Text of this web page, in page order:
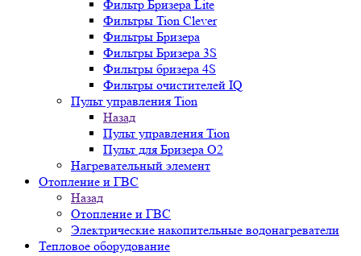
Фильтр Бризера Lite
Фильтры Tion Clever
Фильтры Бризера
Фильтры Бризера 3S
Фильтры бризера 4S
Фильтры очистителей IQ
Пульт управления Tion
Назад
Пульт управления Tion
Пульт для Бризера O2
Нагревательный элемент
Отопление и ГВС
Назад
Отопление и ГВС
Электрические накопительные водонагреватели
Тепловое оборудование